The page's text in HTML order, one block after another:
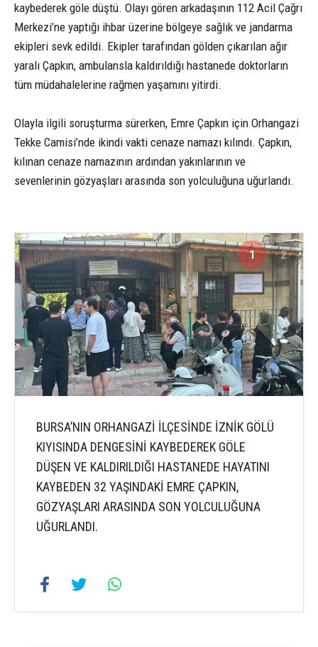
kaybederek göle düştü. Olayı gören arkadaşının 112 Acil Çağrı
Merkezi’ne yaptığı ihbar üzerine bölgeye sağlık ve jandarma
ekipleri sevk edildi. Ekipler tarafından gölden çıkarılan ağır
yaralı Çapkın, ambulansla kaldırıldığı hastanede doktorların
tüm müdahalelerine rağmen yaşamını yitirdi.
Olayla ilgili soruşturma sürerken, Emre Çapkın için Orhangazi
Tekke Camisi’nde ikindi vakti cenaze namazı kılındı. Çapkın,
kılınan cenaze namazının ardından yakınlarının ve
sevenlerinin gözyaşları arasında son yolculuğuna uğurlandı.
1 2
BURSA’NIN ORHANGAZİ İLÇESİNDE İZNİK GÖLÜ
KIYISINDA DENGESİNİ KAYBEDEREK GÖLE
DÜŞEN VE KALDIRILDIĞI HASTANEDE HAYATINI
KAYBEDEN 32 YAŞINDAKİ EMRE ÇAPKIN,
GÖZYAŞLARI ARASINDA SON YOLCULUĞUNA
UĞURLANDI.